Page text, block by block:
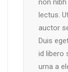
non
lectus.
auctor
Duis
id libero
urna a